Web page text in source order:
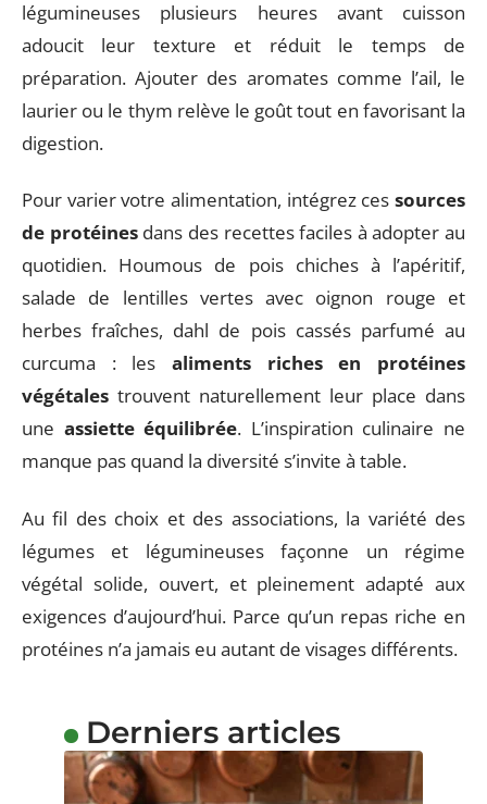
légumineuses plusieurs heures avant cuisson
adoucit leur texture et réduit le temps de
préparation. Ajouter des aromates comme l’ail, le
laurier ou le thym relève le goût tout en favorisant la
digestion.
Pour varier votre alimentation, intégrez ces sources
de protéinesdans des recettes faciles à adopter au
quotidien. Houmous de pois chiches à l’apéritif,
salade de lentilles vertes avec oignon rouge et
herbes fraîches, dahl de pois cassés parfumé au
curcuma : les aliments riches en protéines
végétales trouvent naturellement leur place dans
une assiette équilibrée. L’inspiration culinaire ne
manque pas quand la diversité s’invite à table.
Au fil des choix et des associations, la variété des
légumes et légumineuses façonne un régime
végétal solide, ouvert, et pleinement adapté aux
exigences d’aujourd’hui. Parce qu’un repas riche en
protéines n’a jamais eu autant de visages différents.
Derniers articles